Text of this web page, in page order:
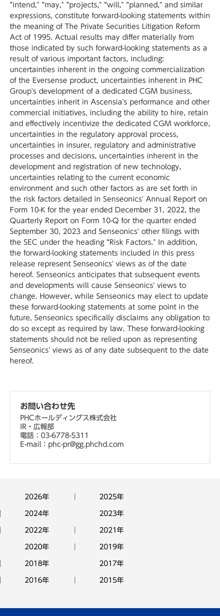
“intend," “may," “projects," “will," “planned," and similar
expressions, constitute forward-looking statements within
the meaning of The Private Securities Litigation Reform
Act of 1995. Actual results may differ materially from
those indicated by such forward-looking statements as a
result of various important factors, including:
uncertainties inherent in the ongoing commercialization
of the Eversense product, uncertainties inherent in PHC
Group's development of a dedicated CGM business,
uncertainties inherit in Ascensia's performance and other
commercial initiatives, including the ability to hire, retain
and effectively incentivize the dedicated CGM workforce,
uncertainties in the regulatory approval process,
uncertainties in insurer, regulatory and administrative
processes and decisions, uncertainties inherent in the
development and registration of new technology,
uncertainties relating to the current economic
environment and such other factors as are set forth in
the risk factors detailed in Senseonics' Annual Report on
Form 10-K for the year ended December 31, 2022, the
Quarterly Report on Form 10-Q for the quarter ended
September 30, 2023 and Senseonics' other filings with
the SEC under the heading “Risk Factors." In addition,
the forward-looking statements included in this press
release represent Senseonics' views as of the date
hereof. Senseonics anticipates that subsequent events
and developments will cause Senseonics' views to
change. However, while Senseonics may elect to update
these forward-looking statements at some point in the
future, Senseonics specifically disclaims any obligation to
do so except as required by law. These forward-looking
statements should not be relied upon as representing
Senseonics' views as of any date subsequent to the date
hereof.
お問い合わせ先
PHCホールディングス株式会社
IR・広報部
電話：03-6778-5311
E-mail：phc-pr@gg.phchd.com
2026年 2025年
2024年 2023年
2022年 2021年
2020年 2019年
2018年 2017年
2016年 2015年